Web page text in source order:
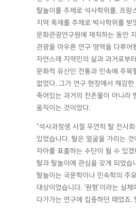
탈놀이를 주제로 석사학위를, 프랑
지역 축제를 주제로 박사학위를 받
문화관광연구원에 재직하는 동안
관광을 아우른 연구 영역을 다루어
자연스레 지역민의 삶과 과거로부
문화적 유산인 전통과 민속에 주목
없었다. 그가 연구 현장에서 체감한
죽어있는 과거의 잔존물이 아니라
움직이는 것이었다.
“석사과정생 시절 우연히 탈 전시
있었습니다. 탈은 얼굴을 가리는
자아를 표출하는 수단이 될 수 있겠
탈과 탈놀이에 관심을 갖게 되었습
탈놀이는 국문학이나 민속학의 주
대상이었습니다. ‘원형’이라는 실체
다가가는 연구에 집중하던 때였죠.